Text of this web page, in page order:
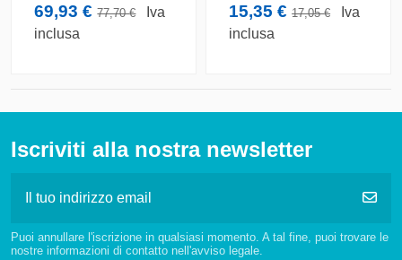
69,93 €77,70 €
Iva
inclusa
15,35 €17,05 €
Iva
inclusa
Iscriviti alla nostra newsletter
Puoi annullare l'iscrizione in qualsiasi momento. A tal fine, puoi trovare le
nostre informazioni di contatto nell'avviso legale.